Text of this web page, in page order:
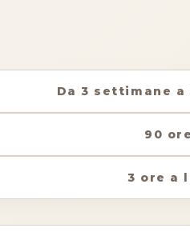
Da 3 settimane a
90
3 ore a